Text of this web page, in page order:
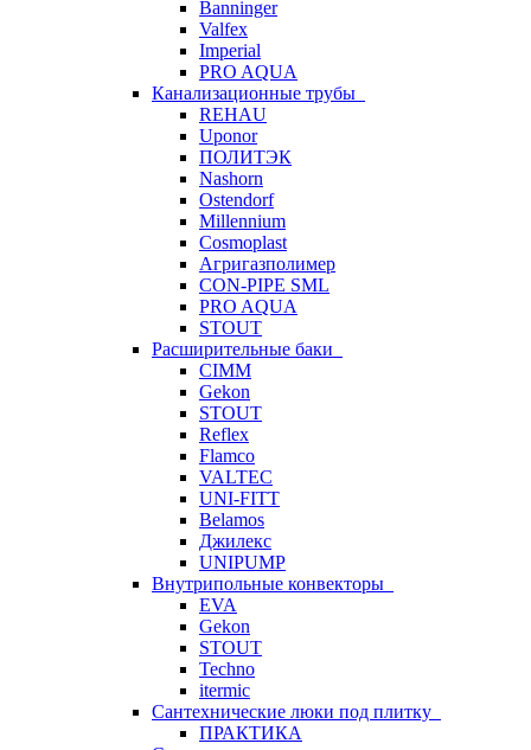
Banninger
Valfex
Imperial
PRO AQUA
Канализационные трубы
REHAU
Uponor
ПОЛИТЭК
Nashorn
Ostendorf
Millennium
Cosmoplast
Агригазполимер
CON-PIPE SML
PRO AQUA
STOUT
Расширительные баки
CIMM
Gekon
STOUT
Reflex
Flamco
VALTEC
UNI-FITT
Belamos
Джилекс
UNIPUMP
Внутрипольные конвекторы
EVA
Gekon
STOUT
Techno
itermic
Сантехнические люки под плитку
ПРАКТИКА